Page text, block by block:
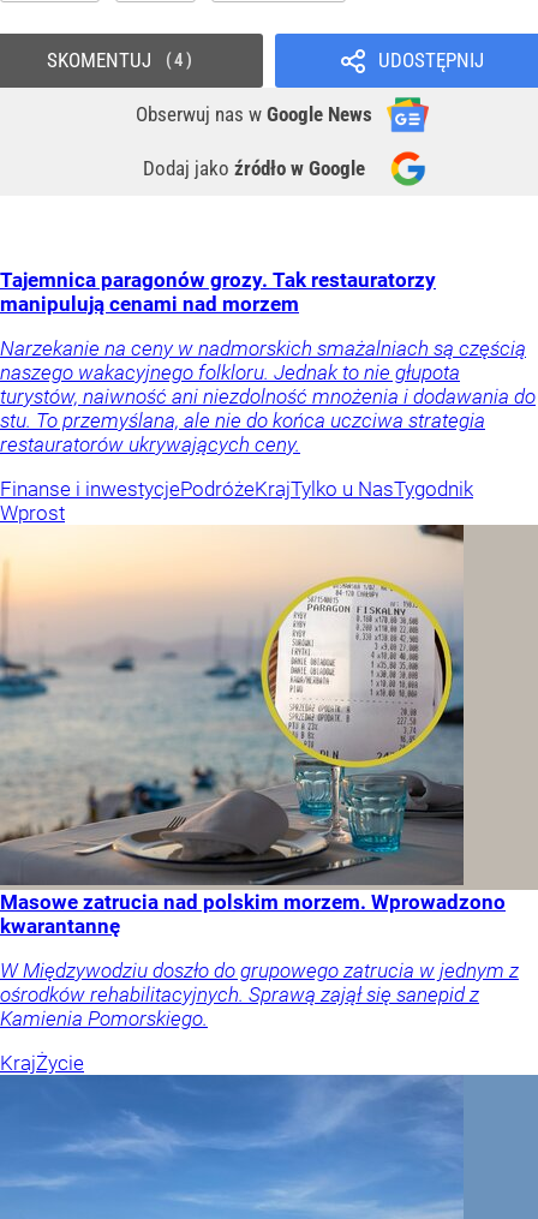
UDOSTĘPNIJ
Obserwuj nas w Google News
Dodaj jako źródło w Google
SKOMENTUJ 4
Tajemnica paragonów grozy. Tak restauratorzy
manipulują cenami nad morzem
Narzekanie na ceny w nadmorskich smażalniach są częścią
naszego wakacyjnego folkloru. Jednak to nie głupota
turystów, naiwność ani niezdolność mnożenia i dodawania do
stu. To przemyślana, ale nie do końca uczciwa strategia
restauratorów ukrywających ceny.
Finanse i inwestycjePodróżeKrajTylko u NasTygodnik
Wprost
Masowe zatrucia nad polskim morzem. Wprowadzono
kwarantannę
W Międzywodziu doszło do grupowego zatrucia w jednym z
ośrodków rehabilitacyjnych. Sprawą zajął się sanepid z
Kamienia Pomorskiego.
KrajŻycie